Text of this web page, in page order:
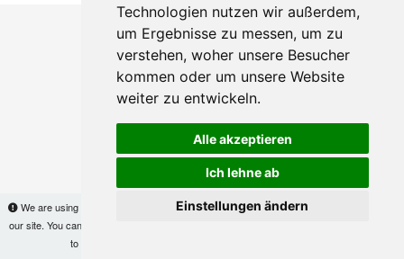
Technologien nutzen wir außerdem,
um Ergebnisse zu messen, um zu
verstehen, woher unsere Besucher
kommen oder um unsere Website
weiter zu entwickeln.
Alle akzeptieren
Ich lehne ab
Einstellungen ändern
We are using cookies to provide statistics that help us give you the best experience of
our site. You can find out more
to use the site without changes, you are agreeing to it.